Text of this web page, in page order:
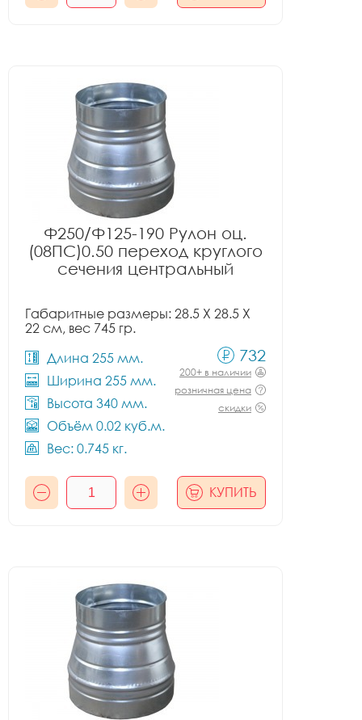
Ф250/Ф125-190 Рулон оц.
(08ПС)0.50 переход круглого
сечения центральный
Габаритные размеры: 28.5 X 28.5 X
22 см, вес 745 гр.
Длина 255 мм.
Ширина 255 мм.
Высота 340 мм.
Объём 0.02 куб.м.
Вес: 0.745 кг.
732
200+ в наличии
розничная цена
скидки
КУПИТЬ